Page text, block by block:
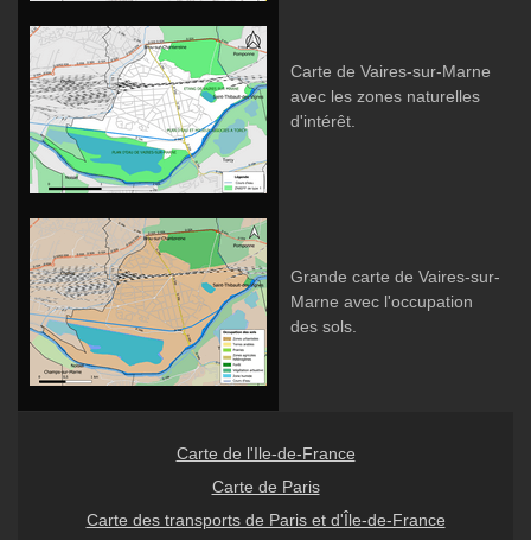
Carte de Vaires-sur-Marne
avec les zones naturelles
d'intérêt.
Grande carte de Vaires-sur-
Marne avec l'occupation
des sols.
Carte de l'Ile-de-France
Carte de Paris
Carte des transports de Paris et d'Île-de-France